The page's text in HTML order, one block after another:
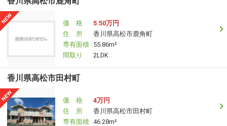
価 格
5.50万円
住 所
香川県高松市鹿角町
専有面積 55.86m²
間取り
2LDK
香川県高松市田村町
価 格
4万円
住 所
香川県高松市田村町
専有面積 46.28m²